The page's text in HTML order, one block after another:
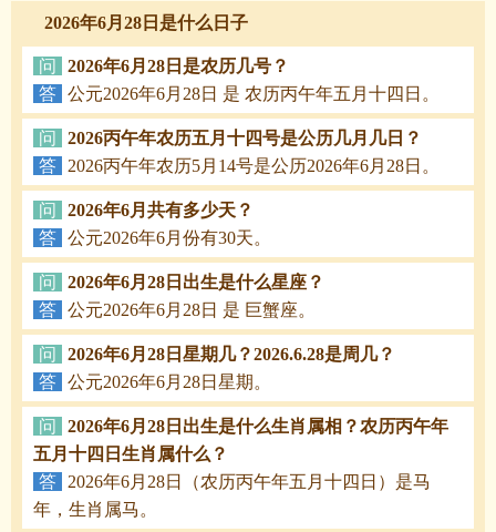
2026年6月28日是什么日子
问
2026年6月28日是农历几号？
答 公元2026年6月28日 是 农历丙午年五月十四日。
问
2026丙午年农历五月十四号是公历几月几日？
答
2026丙午年农历5月14号是公历2026年6月28日。
问
2026年6月共有多少天？
答 公元2026年6月份有30天。
问
2026年6月28日出生是什么星座？
答 公元2026年6月28日 是 巨蟹座。
问
2026年6月28日星期几？2026.6.28是周几？
答 公元2026年6月28日星期。
问
2026年6月28日出生是什么生肖属相？农历丙午年
五月十四日生肖属什么？
答
2026年6月28日（农历丙午年五月十四日）是马
年，生肖属马。